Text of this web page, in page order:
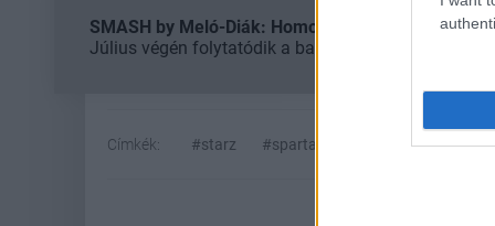
SMASH by Meló-Diák: Homok, zene és a nyár
Július végén folytatódik a balatoni strandröplabda-
Címkék: #starz #spartacus: house of ashur